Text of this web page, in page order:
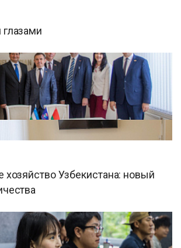
хозяйство Узбекистана: новый